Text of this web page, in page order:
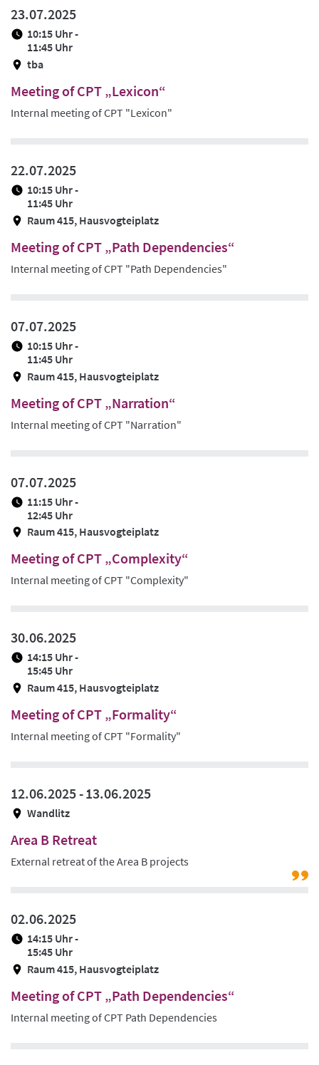
23.07.2025
10:15 Uhr -
11:45 Uhr
tba
Meeting of CPT „Lexicon“
Internal meeting of CPT "Lexicon"
22.07.2025
10:15 Uhr -
11:45 Uhr
Raum 415, Hausvogteiplatz
Meeting of CPT „Path Dependencies“
Internal meeting of CPT "Path Dependencies"
07.07.2025
10:15 Uhr -
11:45 Uhr
Raum 415, Hausvogteiplatz
Meeting of CPT „Narration“
Internal meeting of CPT "Narration"
07.07.2025
11:15 Uhr -
12:45 Uhr
Raum 415, Hausvogteiplatz
Meeting of CPT „Complexity“
Internal meeting of CPT "Complexity"
30.06.2025
14:15 Uhr -
15:45 Uhr
Raum 415, Hausvogteiplatz
Meeting of CPT „Formality“
Internal meeting of CPT "Formality"
12.06.2025 -13.06.2025
Wandlitz
Area B Retreat
External retreat of the Area B projects
02.06.2025
14:15 Uhr -
15:45 Uhr
Raum 415, Hausvogteiplatz
Meeting of CPT „Path Dependencies“
Internal meeting of CPT Path Dependencies